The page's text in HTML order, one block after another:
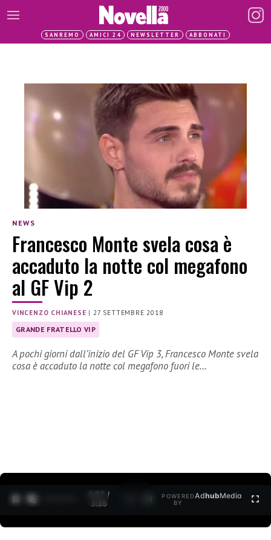
SANREMO AMICI 24 NEWSLETTER ABBONATI
NEWS
Francesco Monte svela cosa è
accaduto la notte col megafono
al GF Vip 2
VINCENZO CHIANESE |27 SETTEMBRE 2018
GRANDE FRATELLO VIP
A pochi giorni dall’inizio del GF Vip 3, Francesco Monte svela
cosa è accaduto la notte col megafono fuori le…
0:27 /
3:35
POWERED
BY
AdhubMedia